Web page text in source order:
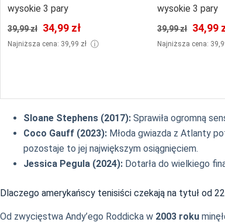
wysokie 3 pary
39,99 zł 34,99 zł
Najniższa cena: 39,99 zł ⓘ
wysokie 3 pary
39,99 zł 34,99
Najniższa cena:
Sloane Stephens (2017): Sprawiła ogromną
Coco Gauff (2023): Młoda gwiazda z Atlanty
pozostaje to jej największym osiągnięciem.
Jessica Pegula (2024): Dotarła do wielkiego
Dlaczego amerykańscy tenisiści czekają na tytuł od
Od zwycięstwa Andy’ego Roddicka w 2003 roku